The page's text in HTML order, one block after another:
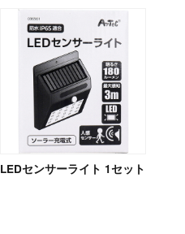
LEDセンサーライト 1セット